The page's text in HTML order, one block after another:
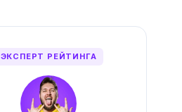
ЭКСПЕРТ РЕЙТИНГА